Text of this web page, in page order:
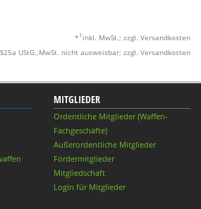
* 1 inkl. MwSt.; zzgl. Versandkosten
UStG.;MwSt. nicht ausweisbar; zzgl. Versandkosten
MITGLIEDER
Ordentliche Mitglieder (Waffen-
Fachgeschäfte)
Außerordentliche Mitglieder
Fördermitglieder
Mitgliedschaft
Login für Mitglieder